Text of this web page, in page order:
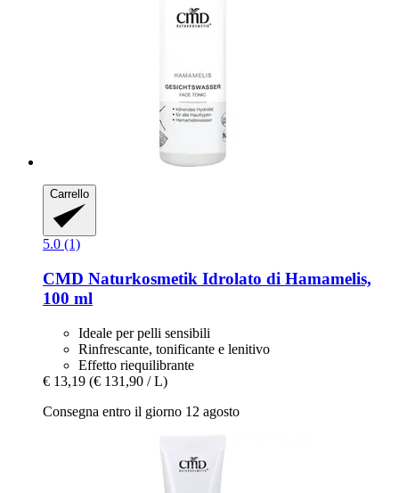
Carrello
5.0 (1)
CMD Naturkosmetik Idrolato di Hamamelis,
100 ml
Ideale per pelli sensibili
Rinfrescante, tonificante e lenitivo
Effetto riequilibrante
€ 13,19 (€ 131,90 / L)
Consegna entro il giorno 12 agosto